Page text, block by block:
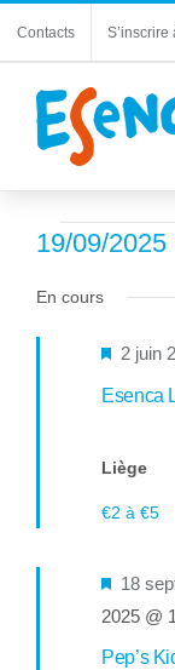
Contacts
for
19
19/09/2025
une
En cours
Esenca
Mis
2 juin
Liège
€2 à €5
Pep’s
Mis
en
avant
18
2025 @